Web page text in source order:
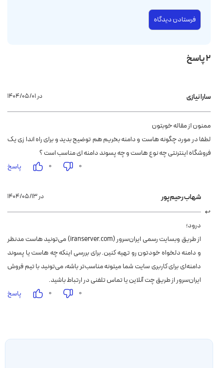
2 پاسخ
سارا نیازی ۱۴۰۴/۰۵/۰۱ در
ممنون از مقاله خوبتون
لطفا در مورد چگونه هاست و دامنه بخریم هم توضیح بدید و برای راه اندا زی یک
فروشگاه اینترنتی چه نوع هاست و چه پسوند دامنه ای مناسب است ؟
۰
۰ پاسخ
شهاب رحیم پور ۱۴۰۴/۰۵/۱۳ در
درود؛
از طریق وبسایت رسمی ایران‌سرور (iranserver.com) می‌تونید هاست مدنظر
و دامنه دلخواه خودتون رو تهیه کنین. برای بررسی اینکه چه هاست یا پسوند
دامنه‌ای برای کاربری سایت شما میتونه مناسب‌تر باشه، می‌تونید با تیم فروش
ایران‌سرور از طریق چت آنلاین یا تماس تلفنی در ارتباط باشید.
۰
۰ پاسخ